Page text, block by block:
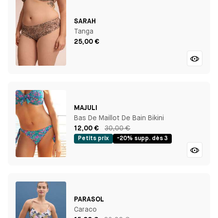
SARAH
Tanga
25,00 €
MAJULI
Bas De Maillot De Bain Bikini
12,00 €
30,00 €
Petits prix -20% supp. dès 3
PARASOL
Caraco